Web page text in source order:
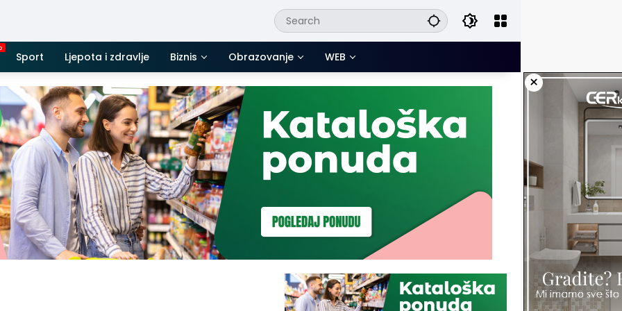
Sport Ljepota i zdravlje Biznis Obrazovanje WEB
×